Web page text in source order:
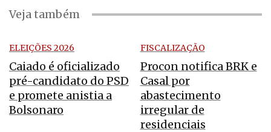
Veja também
ELEIÇÕES 2026
Caiado é oficializado
pré-candidato do PSD
e promete anistia a
Bolsonaro
FISCALIZAÇÃO
Procon notifica BRK e
Casal por
abastecimento
irregular de
residenciais